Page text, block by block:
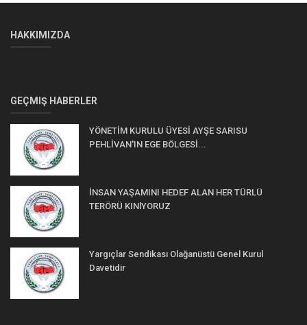
HAKKIMIZDA
GEÇMIŞ HABERLER
YÖNETİM KURULU ÜYESİ AYŞE SARISU
PEHLİVAN'IN EGE BÖLGESİ...
İNSAN YAŞAMINI HEDEF ALAN HER TÜRLÜ
TERÖRÜ KINlYORUZ
Yargıçlar Sendikası Olağanüstü Genel Kurul
Davetidir